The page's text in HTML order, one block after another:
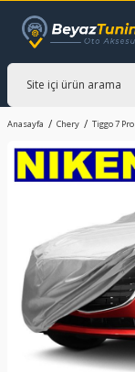
Anasayfa Chery Tiggo 7 Pro